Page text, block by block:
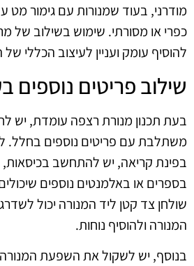
מודרני, בעוד שמנורות עם גימור מט
כפרי או מסורתי. שימוש בשילוב של
להוסיף עומק ועניין לעיצוב הכללי
שילוב פריטים נוספים
בעת תכנון מנורת רצפה עומדת, יש
משתלבת עם פריטים נוספים בחלל.
בפינת קריאה, יש להתחשב בכיסאות,
בספרים או באלמנטים נוספים
שולחן צד קטן ליד המנורה יכול
המנורה ולהוסיף נוחות.
בנוסף, יש לשקול את השפעת המנורה